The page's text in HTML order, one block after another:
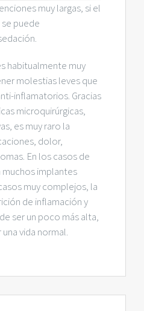
muy largas, si el
puede
habitualmente muy
molestias leves que
inflamatorios. Gracias
microquirúrgicas,
es muy raro la
dolor,
En los casos de
muchos implantes
muy complejos, la
de inflamación y
ser un poco más alta,
vida normal.